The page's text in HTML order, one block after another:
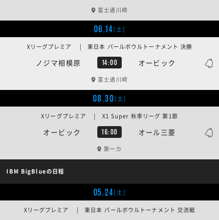
富士通川崎
06.14[土]
ノジマ相模原 14:00 オービック
Xリーグプレミア | 東日本 パールボウルトーナメント 決勝
富士通川崎
08.30[土]
オービック 16:00 オール三菱
Xリーグプレミア | X1 Super 秋季リーグ 第1節
第一カ
IBM BigBlueの日程
05.24[土]
Xリーグプレミア | 東日本 パールボウルトーナメント 交流戦